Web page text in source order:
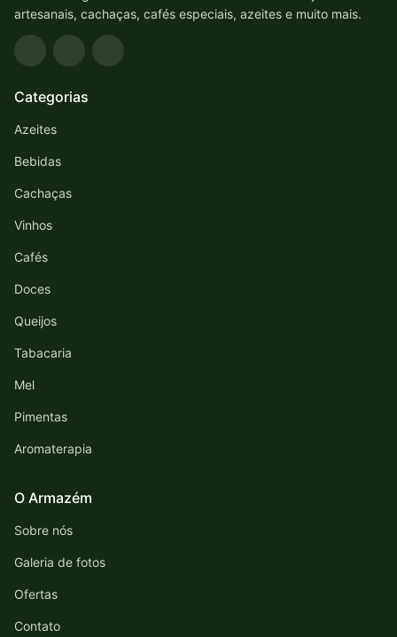
artesanais, cachaças, cafés especiais, azeites e muito mais.
Categorias
Azeites
Bebidas
Cachaças
Vinhos
Cafés
Doces
Queijos
Tabacaria
Mel
Pimentas
Aromaterapia
O Armazém
Sobre nós
Galeria de fotos
Ofertas
Contato